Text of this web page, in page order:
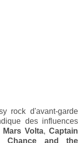
rock d'avant-garde
des influences
Mars Volta, Captain
Chance and the